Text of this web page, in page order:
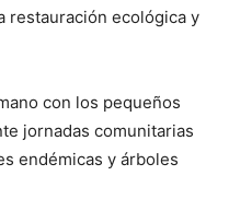
restauración ecológica y
con los pequeños
jornadas comunitarias
endémicas y árboles